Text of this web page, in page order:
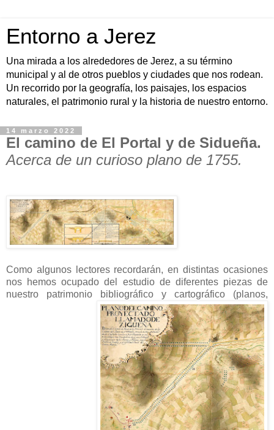
Entorno a Jerez
Una mirada a los alrededores de Jerez, a su término
municipal y al de otros pueblos y ciudades que nos rodean.
Un recorrido por la geografía, los paisajes, los espacios
naturales, el patrimonio rural y la historia de nuestro entorno.
14 marzo 2022
El camino de El Portal y de Sidueña.
Acerca de un curioso plano de 1755.
Como algunos lectores recordarán, en distintas ocasiones
nos hemos ocupado del estudio de diferentes piezas de
nuestro patrimonio bibliográfico y cartográfico (planos,